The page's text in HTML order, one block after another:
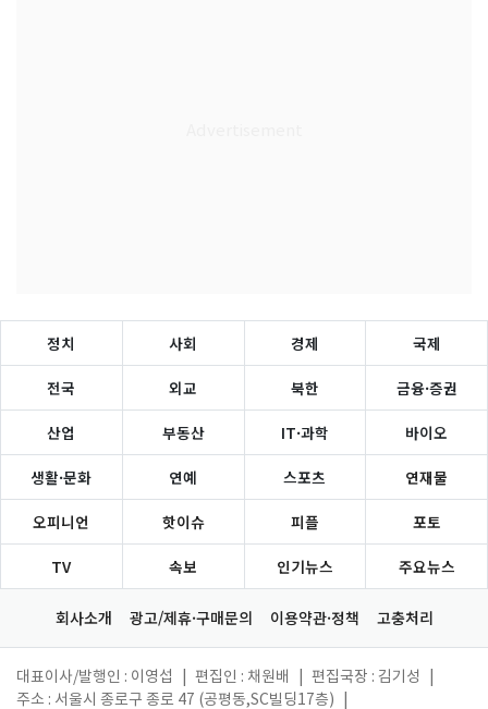
정치 사회 경제 국제
전국 외교 북한 금융·증권
산업 부동산 IT·과학 바이오
생활·문화 연예 스포츠 연재물
오피니언 핫이슈 피플 포토
TV 속보 인기뉴스 주요뉴스
회사소개 광고/제휴·구매문의 이용약관·정책 고충처리
대표이사/발행인 : 이영섭 편집인 : 채원배 편집국장 : 김기성
주소 : 서울시 종로구 종로 47 (공평동,SC빌딩17층)